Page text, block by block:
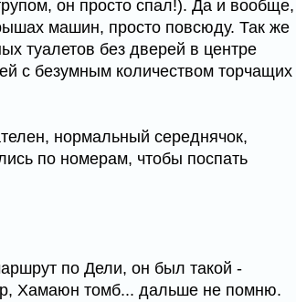
он просто спал!). Да и вообще,
машин, просто повсюду. Так же
туалетов без дверей в центре
с безумным количеством торчащих
нормальный середнячок,
по номерам, чтобы поспать
по Дели, он был такой -
Хамаюн томб... дальше не помню.